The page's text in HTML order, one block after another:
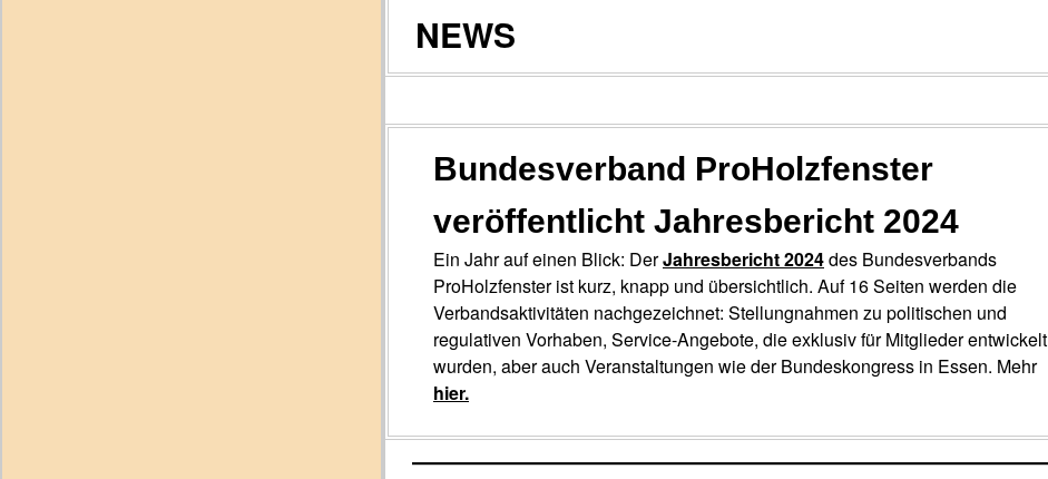
NEWS
Bundesverband ProHolzfenster
veröffentlicht Jahresbericht 2024
Ein Jahr auf einen Blick: DerJahresbericht 2024des Bundesverbands
ProHolzfenster ist kurz, knapp und übersichtlich. Auf 16 Seiten werden die
Verbandsaktivitäten nachgezeichnet: Stellungnahmen zu politischen und
regulativen Vorhaben, Service-Angebote, die exklusiv für Mitglieder entwickelt
wurden, aber auch Veranstaltungen wie der Bundeskongress in Essen. Mehr
hier.